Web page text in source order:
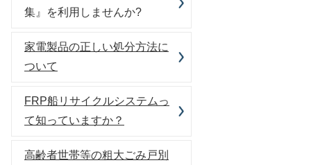
集』を利用しませんか?
家電製品の正しい処分方法に
ついて
FRP船リサイクルシステムっ
て知っていますか？
高齢者世帯等の粗大ごみ戸別